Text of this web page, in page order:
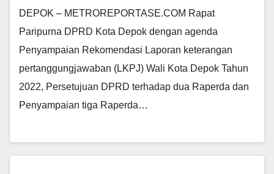
DEPOK – METROREPORTASE.COM Rapat
Paripurna DPRD Kota Depok dengan agenda
Penyampaian Rekomendasi Laporan keterangan
pertanggungjawaban (LKPJ) Wali Kota Depok Tahun
2022, Persetujuan DPRD terhadap dua Raperda dan
Penyampaian tiga Raperda…